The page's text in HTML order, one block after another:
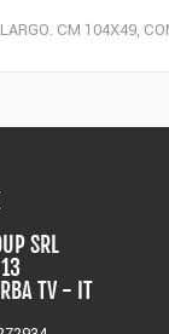
CM 104X49,
SRL
TV - IT